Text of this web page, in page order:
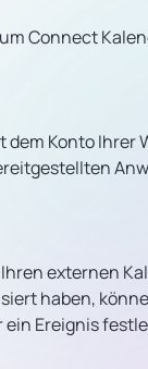
Connect
dem Konto Ihrer
externen
haben,
Ereignis